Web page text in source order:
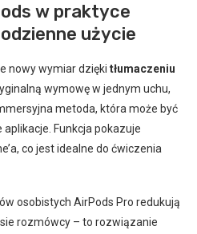
w praktyce
użycie
nowy wymiar dzięki tłumaczeniu
wymowę w jednym uchu,
metoda, która może być
Funkcja pokazuje
co jest idealne do ćwiczenia
osobistych AirPods Pro redukują
rozmówcy – to rozwiązanie